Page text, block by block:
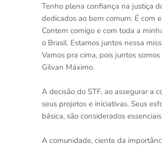
Tenho plena confiança na justiça
dedicados ao bem comum. É com
Contem comigo e com toda a
o Brasil. Estamos juntos nessa
Vamos pra cima, pois juntos
Gilvan Máximo.
A decisão do STF, ao assegurar a
seus projetos e iniciativas. Seus
básica, são considerados
A comunidade, ciente da